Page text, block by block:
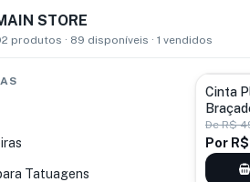
STORE
produtos · 89 disponíveis · 1 vendidos
Tatuagens
Cinta
Gato
DeR$
Por